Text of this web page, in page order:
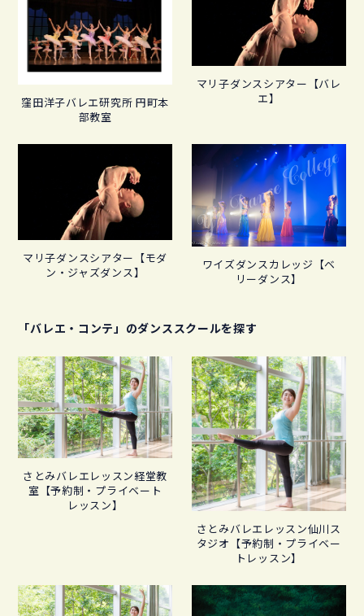
窪田洋子バレエ研究所 円町本
部教室
マリ子ダンスシアター【バレ
エ】
マリ子ダンスシアター【モダ
ン・ジャズダンス】
ワイズダンスカレッジ【ベ
リーダンス】
「バレエ・コンテ」のダンススクールを探す
さとみバレエレッスン経堂教
室【予約制・プライベート
レッスン】
さとみバレエレッスン仙川ス
タジオ【予約制・プライベー
トレッスン】